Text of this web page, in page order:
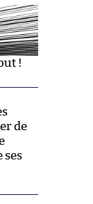
!
de
ses